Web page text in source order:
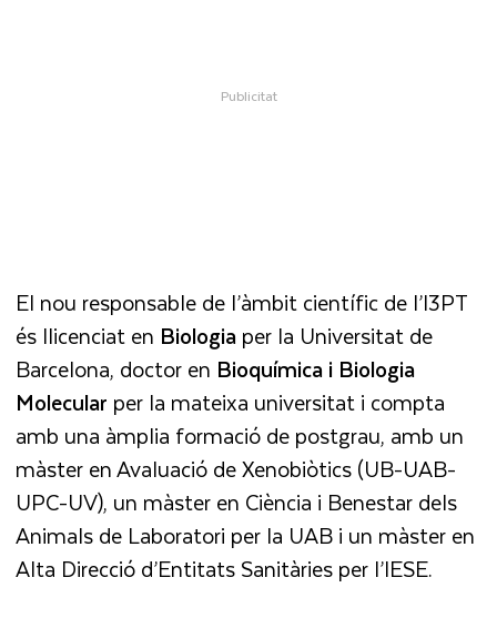
El nou responsable de l’àmbit científic de l’I3PT
és llicenciat en Biologiaper la Universitat de
Barcelona, doctor en Bioquímica i Biologia
Molecular per la mateixa universitat i compta
amb una àmplia formació de postgrau, amb un
màster en Avaluació de Xenobiòtics (UB-UAB-
UPC-UV), un màster en Ciència i Benestar dels
Animals de Laboratori per la UAB i un màster en
Alta Direcció d’Entitats Sanitàries per l’IESE.